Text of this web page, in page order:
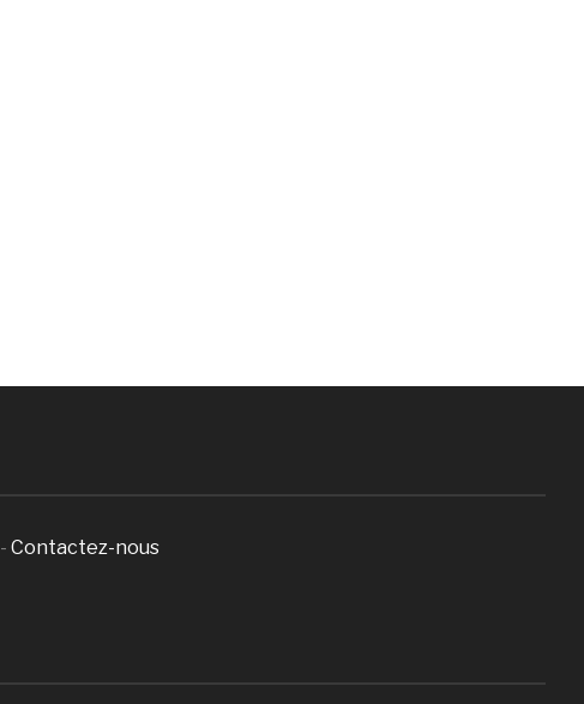
-Contactez-nous